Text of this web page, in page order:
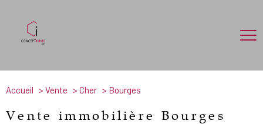
Accueil Vente Cher Bourges
Vente immobilière Bourges